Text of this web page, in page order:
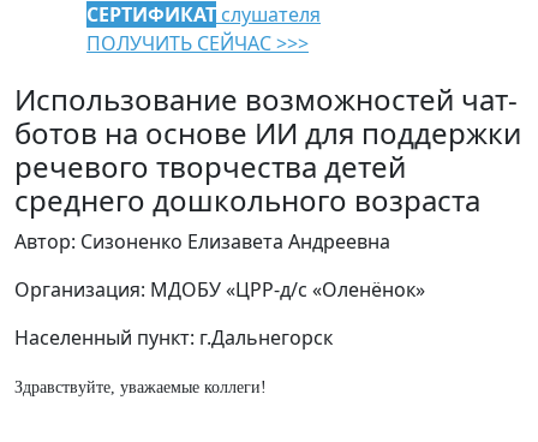
СЕРТИФИКАТ слушателя
ПОЛУЧИТЬ СЕЙЧАС >>>
Использование возможностей чат-
ботов на основе ИИ для поддержки
речевого творчества детей
среднего дошкольного возраста
Автор: Сизоненко Елизавета Андреевна
Организация: МДОБУ «ЦРР-д/с «Оленёнок»
Населенный пункт: г.Дальнегорск
Здравствуйте, уважаемые коллеги!